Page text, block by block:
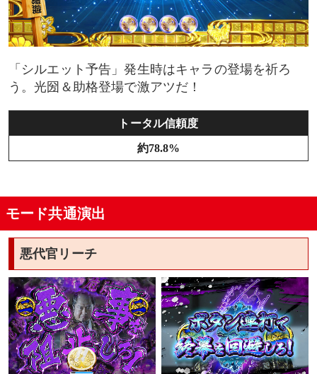
「シルエット予告」発生時はキャラの登場を祈ろ
う。光圀＆助格登場で激アツだ！
トータル信頼度
約78.8%
モード共通演出
悪代官リーチ